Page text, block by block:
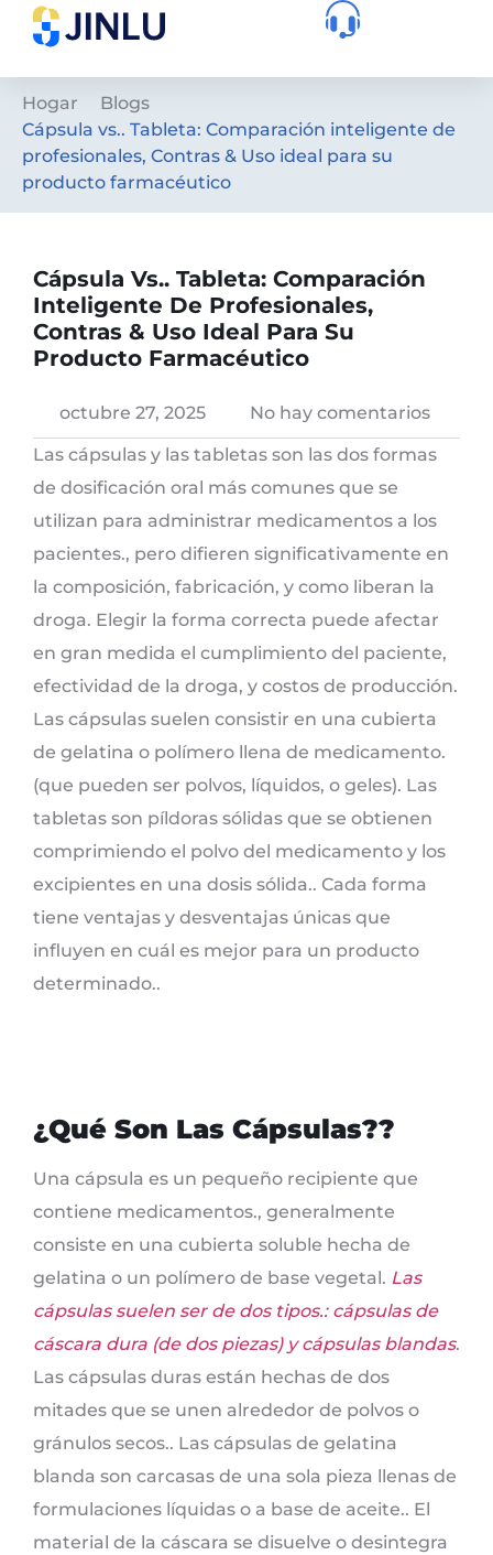
Hogar
Blogs
Cápsula vs.. Tableta: Comparación inteligente de
profesionales, Contras & Uso ideal para su
producto farmacéutico
Cápsula Vs.. Tableta: Comparación
Inteligente De Profesionales,
Contras & Uso Ideal Para Su
Producto Farmacéutico
octubre 27, 2025
No hay comentarios
Las cápsulas y las tabletas son las dos formas
de dosificación oral más comunes que se
utilizan para administrar medicamentos a los
pacientes., pero difieren significativamente en
la composición, fabricación, y como liberan la
droga. Elegir la forma correcta puede afectar
en gran medida el cumplimiento del paciente,
efectividad de la droga, y costos de producción.
Las cápsulas suelen consistir en una cubierta
de gelatina o polímero llena de medicamento.
(que pueden ser polvos, líquidos, o geles). Las
tabletas son píldoras sólidas que se obtienen
comprimiendo el polvo del medicamento y los
excipientes en una dosis sólida.. Cada forma
tiene ventajas y desventajas únicas que
influyen en cuál es mejor para un producto
determinado..
¿Qué Son Las Cápsulas??
Una cápsula es un pequeño recipiente que
contiene medicamentos., generalmente
consiste en una cubierta soluble hecha de
gelatina o un polímero de base vegetal. Las
cápsulas suelen ser de dos tipos.: cápsulas de
cáscara dura (de dos piezas) y cápsulas blandas.
Las cápsulas duras están hechas de dos
mitades que se unen alrededor de polvos o
gránulos secos.. Las cápsulas de gelatina
blanda son carcasas de una sola pieza llenas de
formulaciones líquidas o a base de aceite.. El
material de la cáscara se disuelve o desintegra